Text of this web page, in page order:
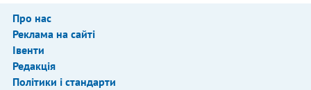
Про нас
Реклама на сайті
Івенти
Редакція
Політики і стандарти